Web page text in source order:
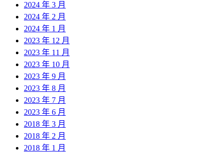
2024 年 3 月
2024 年 2 月
2024 年 1 月
2023 年 12 月
2023 年 11 月
2023 年 10 月
2023 年 9 月
2023 年 8 月
2023 年 7 月
2023 年 6 月
2018 年 3 月
2018 年 2 月
2018 年 1 月